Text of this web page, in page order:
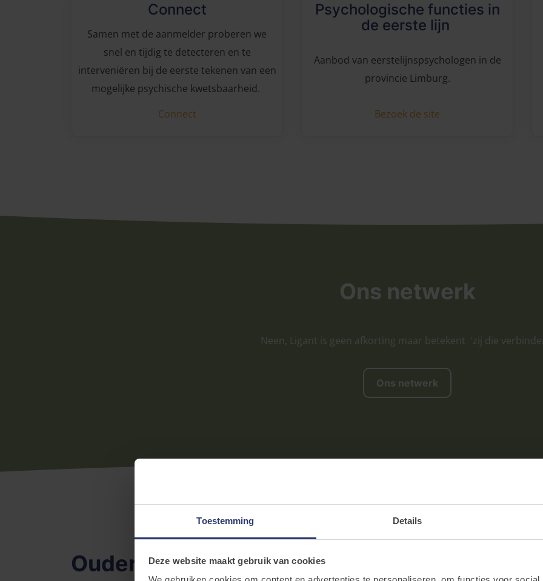
Toestemming Details
Deze website maakt gebruik van cookies
Connect
Samen met de aanmelder proberen we
snel en tijdig te detecteren en te
interveniëren bij de eerste tekenen van een
mogelijke psychische kwetsbaarheid.
Connect
Psychologische functies in
de eerste lijn
Aanbod van eerstelijnspsychologen in de
provincie Limburg.
Bezoek de site
Ons netwerk
Neen, Ligant is geen afkorting maar betekent 'zij die
Ons netwerk
Ouders